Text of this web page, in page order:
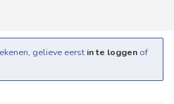
gelieve eerst in te loggen of